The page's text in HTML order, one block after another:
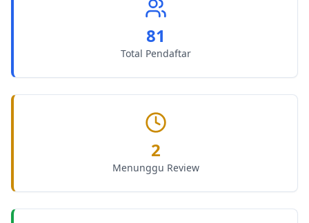
81
Total Pendaftar
2
Menunggu Review